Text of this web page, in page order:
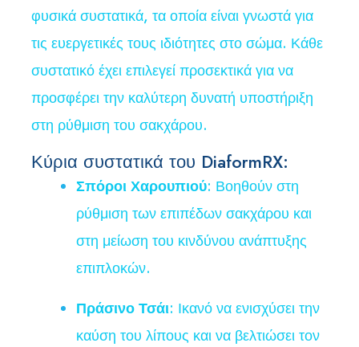
φυσικά συστατικά, τα οποία είναι γνωστά για
τις ευεργετικές τους ιδιότητες στο σώμα. Κάθε
συστατικό έχει επιλεγεί προσεκτικά για να
προσφέρει την καλύτερη δυνατή υποστήριξη
στη ρύθμιση του σακχάρου.
Κύρια συστατικά του DiaformRX:
Σπόροι Χαρουπιού: Βοηθούν στη
ρύθμιση των επιπέδων σακχάρου και
στη μείωση του κινδύνου ανάπτυξης
επιπλοκών.
Πράσινο Τσάι: Ικανό να ενισχύσει την
καύση του λίπους και να βελτιώσει τον